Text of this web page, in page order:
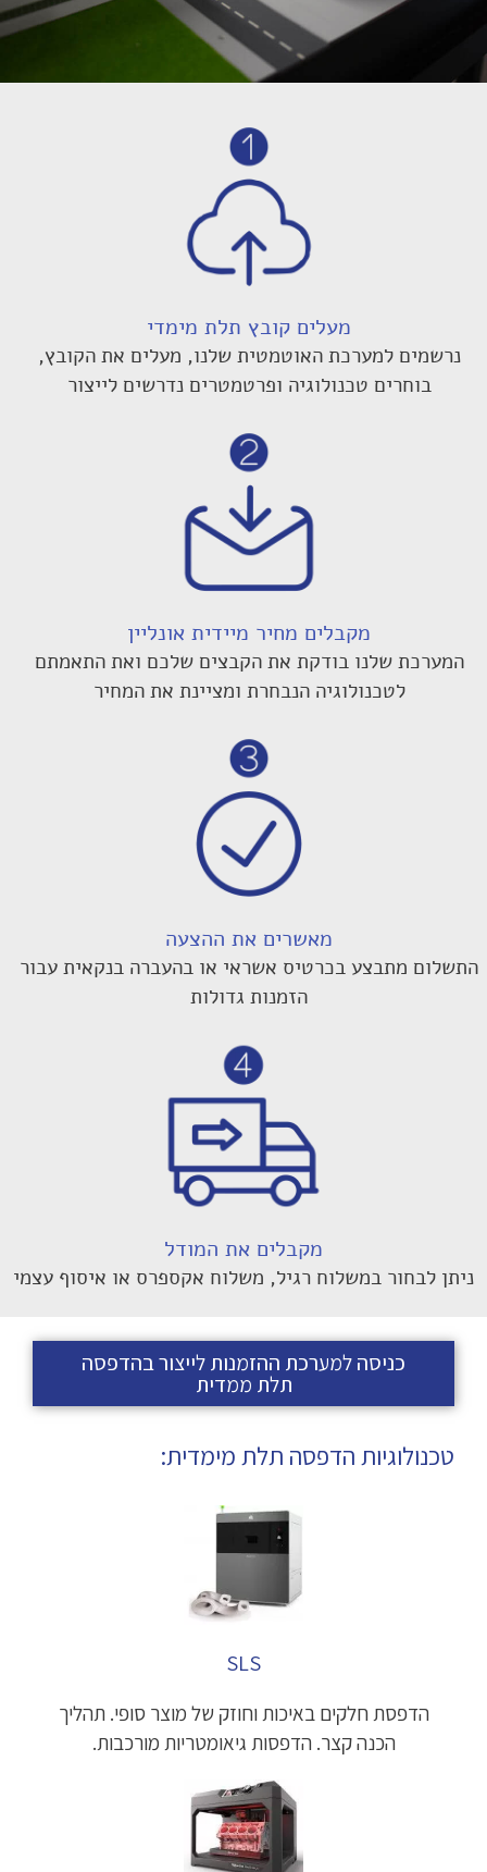
מעלים קובץ תלת מימדי
נרשמים למערכת האוטמטית שלנו, מעלים את הקובץ,
בוחרים טכנולוגיה ופרטמטרים נדרשים לייצור
מקבלים מחיר מיידית אונליין
המערכת שלנו בודקת את הקבצים שלכם ואת התאמתם
לטכנולוגיה הנבחרת ומציינת את המחיר
מאשרים את ההצעה
התשלום מתבצע בכרטיס אשראי או בהעברה בנקאית עבור
הזמנות גדולות
מקבלים את המודל
ניתן לבחור במשלוח רגיל, משלוח אקספרס או איסוף עצמי
כניסה למערכת ההזמנות לייצור בהדפסה
תלת ממדית
טכנולוגיות הדפסה תלת מימדית:
SLS
הדפסת חלקים באיכות וחוזק של מוצר סופי. תהליך
הכנה קצר. הדפסות גיאומטריות מורכבות.